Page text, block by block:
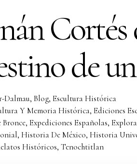
de
Dalmau, Blog, Escultura Histórica
Y Memoria Histórica, Ediciones
Bronce, Expediciones Españolas,
, Historia De México, Historia
Históricos, Tenochtitlan